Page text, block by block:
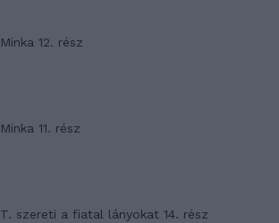
Minka 12. rész
Minka 11. rész
T. szereti a fiatal lányokat 14. rész